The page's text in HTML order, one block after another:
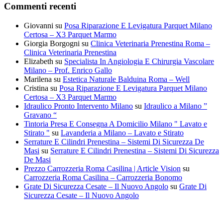
Commenti recenti
Giovanni su Posa Riparazione E Levigatura Parquet Milano
Certosa – X3 Parquet Marmo
Giorgia Borgogni su Clinica Veterinaria Prenestina Roma –
Clinica Veterinaria Prenestina
Elizabeth su Specialista In Angiologia E Chirurgia Vascolare
Milano – Prof. Enrico Gallo
Marilena su Estetica Naturale Balduina Roma – Well
Cristina su Posa Riparazione E Levigatura Parquet Milano
Certosa – X3 Parquet Marmo
Idraulico Pronto Intervento Milano su Idraulico a Milano ”
Gravano “
Tintoria Presa E Consegna A Domicilio Milano " Lavato e
Stirato " su Lavanderia a Milano – Lavato e Stirato
Serrature E Cilindri Prenestina – Sistemi Di Sicurezza De
Masi su Serrature E Cilindri Prenestina – Sistemi Di Sicurezza
De Masi
Prezzo Carrozzeria Roma Casilina | Article Vision su
Carrozzeria Roma Casilina – Carrozzeria Bonomo
Grate Di Sicurezza Cesate – Il Nuovo Angolo su Grate Di
Sicurezza Cesate – Il Nuovo Angolo